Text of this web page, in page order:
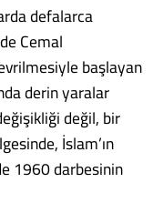
defalarca
Cemal
başlayan
derin yaralar
değil, bir
İslam’ın
1960 darbesinin